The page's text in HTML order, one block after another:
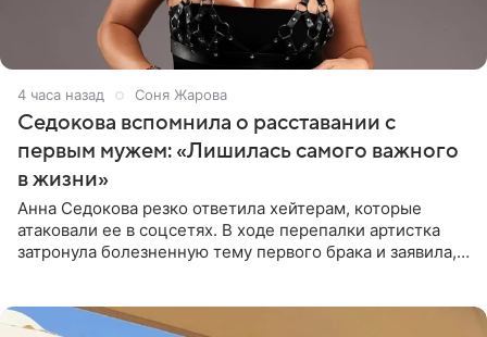
4 часа назад Соня Жарова
Седокова вспомнила о расставании с
первым мужем: «Лишилась самого важного
в жизни»
Анна Седокова резко ответила хейтерам, которые
атаковали ее в соцсетях. В ходе перепалки артистка
затронула болезненную тему первого брака и заявила,